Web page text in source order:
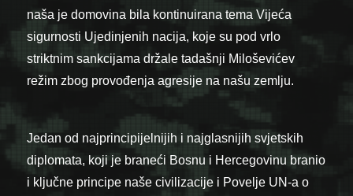
naša je domovina bila kontinuirana tema Vijeća
sigurnosti Ujedinjenih nacija, koje su pod vrlo
striktnim sankcijama držale tadašnji Miloševićev
režim zbog provođenja agresije na našu zemlju.
Jedan od najprincipijelnijih i najglasnijih svjetskih
diplomata, koji je braneći Bosnu i Hercegovinu branio
i ključne principe naše civilizacije i Povelje UN-a o